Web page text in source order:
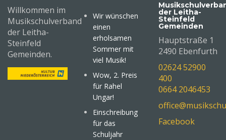
Willkommen im
Musikschulverband
der Leitha-
Steinfeld
Gemeinden.
Wir wünschen
einen
erholsamen
Sommer mit
viel Musik!
Wow, 2. Preis
für Rahel
Ungar!
Einschreibung
für das
Schuljahr
der Leitha-
Steinfeld
Gemeinden
Hauptstraße 1
2490 Ebenfurth
02624 52900
400
0664 2046453
Facebook